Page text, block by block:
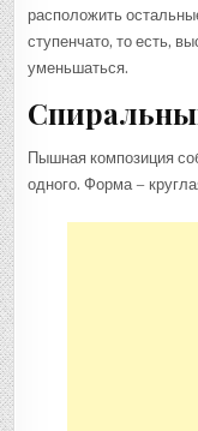
расположить
ступенчато, то есть,
уменьшаться.
Пышная композиция
одного. Форма –